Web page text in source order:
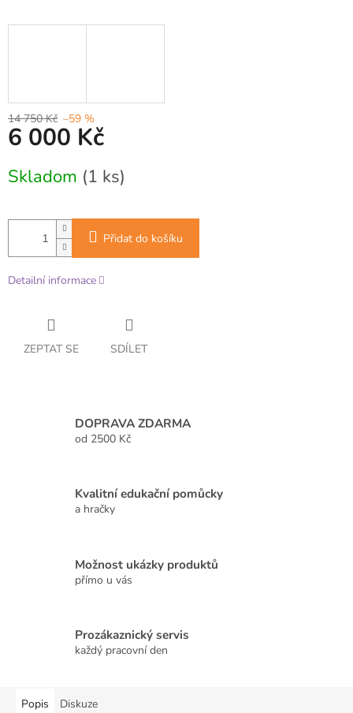
14 750 Kč –59 %
6 000 Kč
cena:
Skladom (1 ks)
Přidat do košíku
Detailní informace
ZEPTAT SE SDÍLET
DOPRAVA ZDARMA
od 2500 Kč
Kvalitní edukační pomůcky
a hračky
Možnost ukázky produktů
přímo u vás
Prozákaznický servis
každý pracovní den
Popis Diskuze